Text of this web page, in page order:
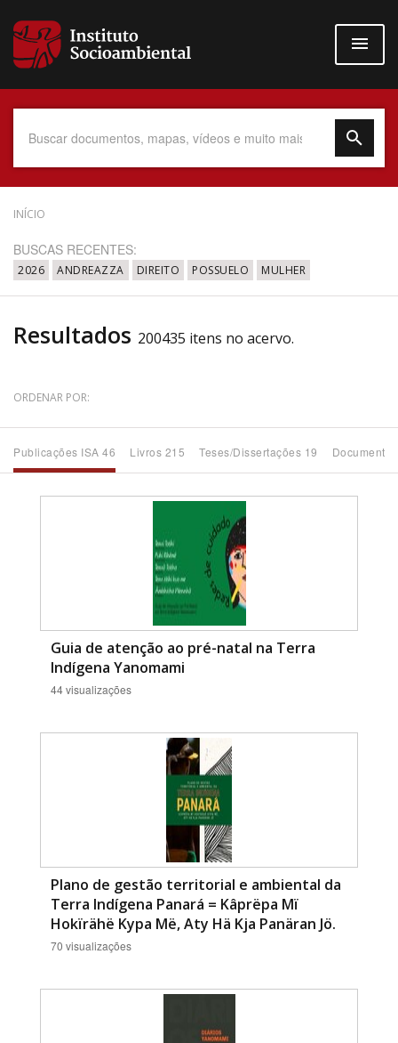
para
conteúdo
Data do Documento
Até
Povo Indígena
Área Protegida
INÍCIO
BUSCAS RECENTES:
2026 ANDREAZZA DIREITO POSSUELO MULHER
Resultados 200435 itens no acervo.
ORDENAR POR:
Publicações ISA 46 Livros 215 Teses/Dissertações 19
Guia de atenção ao pré-natal na Terra
Indígena Yanomami
44 visualizações
Plano de gestão territorial e ambiental da
Terra Indígena Panará = Kâprëpa Mï
Hokïrähë Kypa Më, Aty Hä Kja Panäran Jö.
70 visualizações